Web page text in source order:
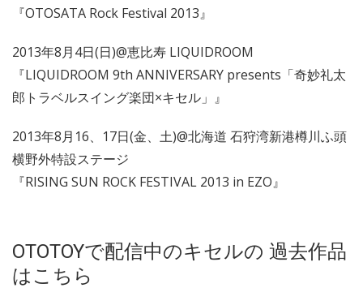
『OTOSATA Rock Festival 2013』
2013年8月4日(日)@恵比寿 LIQUIDROOM
『LIQUIDROOM 9th ANNIVERSARY presents「奇妙礼太
郎トラベルスイング楽団×キセル」』
2013年8月16、17日(金、土)@北海道 石狩湾新港樽川ふ頭
横野外特設ステージ
『RISING SUN ROCK FESTIVAL 2013 in EZO』
OTOTOYで配信中のキセルの 過去作品
はこちら